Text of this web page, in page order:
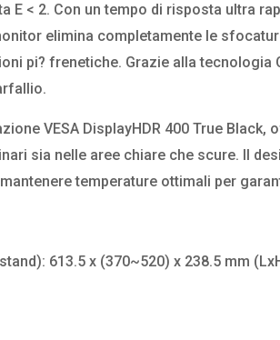
E < 2. Con un tempo di risposta ultra
elimina completamente le
pi? frenetiche. Grazie alla tecnologia
VESA DisplayHDR 400 True
sia nelle aree chiare che scure. Il
temperature ottimali per
613.5 x (370~520) x 238.5 mm